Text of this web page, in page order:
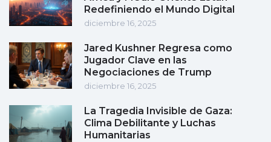
Redefiniendo el Mundo Digital
diciembre 16, 2025
Jared Kushner Regresa como
Jugador Clave en las
Negociaciones de Trump
diciembre 16, 2025
La Tragedia Invisible de Gaza:
Clima Debilitante y Luchas
Humanitarias